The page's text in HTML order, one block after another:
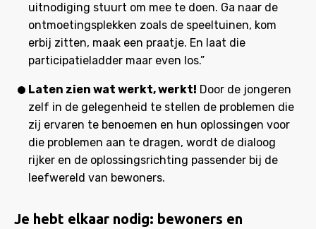
uitnodiging stuurt om mee te doen. Ga naar de
ontmoetingsplekken zoals de speeltuinen, kom
erbij zitten, maak een praatje. En laat die
participatieladder maar even los.”
Laten zien wat werkt, werkt! Door de jongeren
zelf in de gelegenheid te stellen de problemen die
zij ervaren te benoemen en hun oplossingen voor
die problemen aan te dragen, wordt de dialoog
rijker en de oplossingsrichting passender bij de
leefwereld van bewoners.
Je hebt elkaar nodig: bewoners en